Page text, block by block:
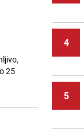
25
15
4
5